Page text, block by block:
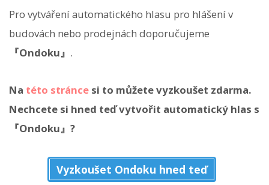
Pro vytváření automatického hlasu pro hlášení v
budovách nebo prodejnách doporučujeme
『Ondoku』 .
Na této stránce si to můžete vyzkoušet zdarma.
Nechcete si hned teď vytvořit automatický hlas s
『Ondoku』?
Vyzkoušet Ondoku hned teď